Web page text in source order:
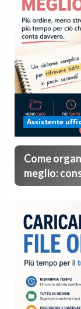
Assistente
Come
meglio: